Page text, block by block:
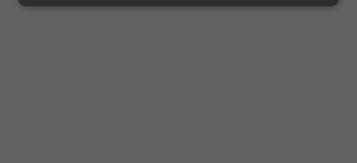
Nezbytně
Výkonové
Soubory